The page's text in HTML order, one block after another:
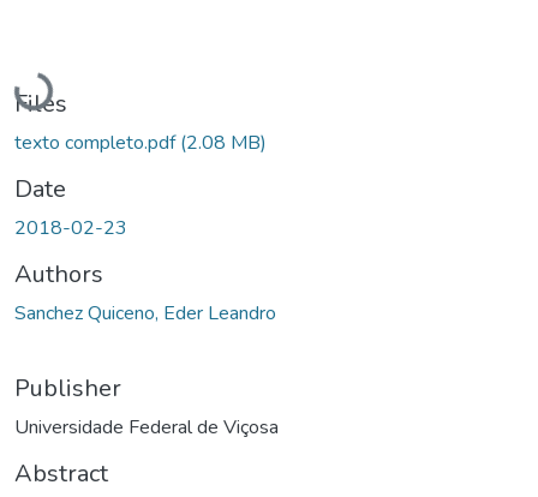
Loading...
Files
texto completo.pdf(2.08 MB)
Date
2018-02-23
Authors
Sanchez Quiceno, Eder Leandro
Publisher
Universidade Federal de Viçosa
Abstract